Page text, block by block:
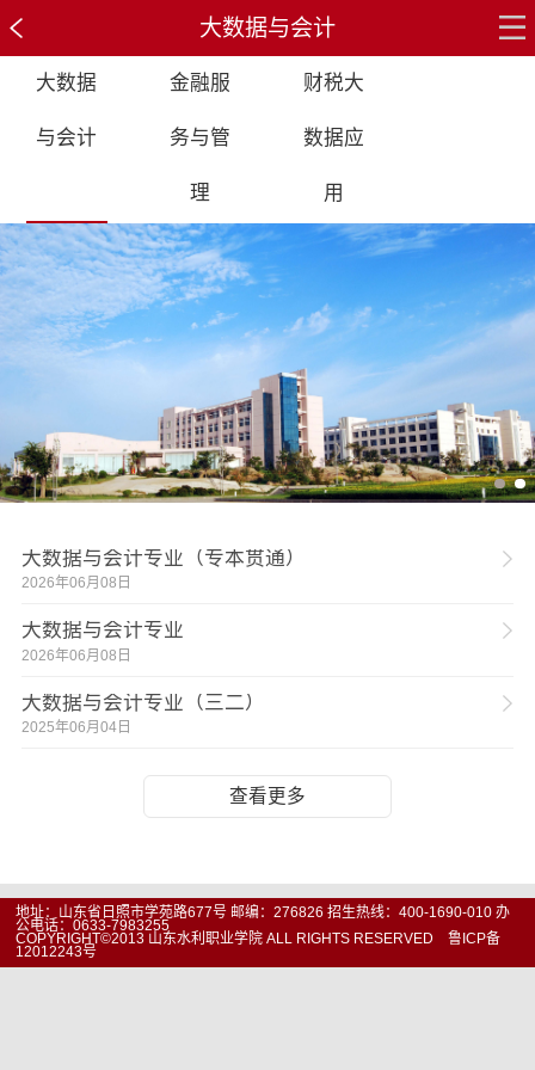
大数据与会计
大数据
与会计
金融服
务与管
理
财税大
数据应
用
大数据与会计专业（专本贯通）
2026年06月08日
大数据与会计专业
2026年06月08日
大数据与会计专业（三二）
2025年06月04日
查看更多
地址：山东省日照市学苑路677号 邮编：276826 招生热线：400-1690-010 办
公电话：0633-7983255
COPYRIGHT©2013 山东水利职业学院 ALL RIGHTS RESERVED 鲁ICP备
12012243号